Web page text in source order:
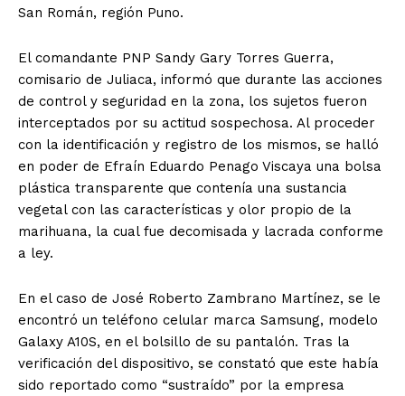
San Román, región Puno.
El comandante PNP Sandy Gary Torres Guerra,
comisario de Juliaca, informó que durante las acciones
de control y seguridad en la zona, los sujetos fueron
interceptados por su actitud sospechosa. Al proceder
con la identificación y registro de los mismos, se halló
en poder de Efraín Eduardo Penago Viscaya una bolsa
plástica transparente que contenía una sustancia
vegetal con las características y olor propio de la
marihuana, la cual fue decomisada y lacrada conforme
a ley.
En el caso de José Roberto Zambrano Martínez, se le
encontró un teléfono celular marca Samsung, modelo
Galaxy A10S, en el bolsillo de su pantalón. Tras la
verificación del dispositivo, se constató que este había
sido reportado como “sustraído” por la empresa